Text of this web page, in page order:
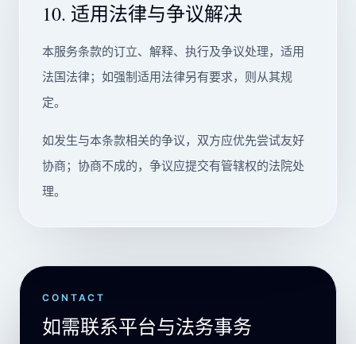
10. 适用法律与争议解决
本服务条款的订立、解释、执行及争议处理，适用
法国法律；如强制适用法律另有要求，则从其规
定。
如发生与本条款相关的争议，双方应优先尝试友好
协商；协商不成的，争议应提交有管辖权的法院处
理。
CONTACT
如需联系平台与法务事务